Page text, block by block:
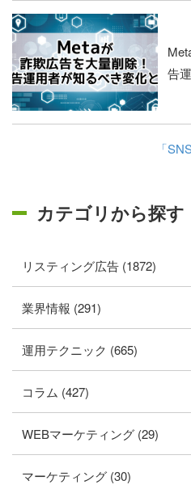
告
「
カテゴリから探す
リスティング広告 (1872)
業界情報 (291)
運用テクニック (665)
コラム (427)
WEBマーケティング (29)
マーケティング (30)